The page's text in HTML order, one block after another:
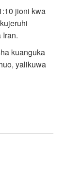
jioni kwa
kuanguka
yalikuwa